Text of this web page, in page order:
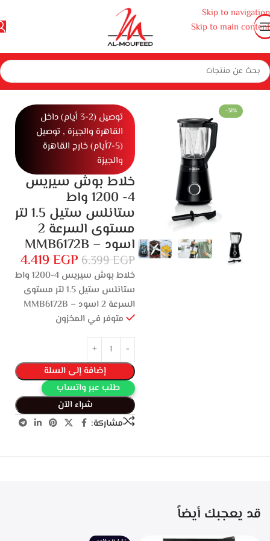
Skip to navigation
Skip to main content
المنزل أجهزة منزلية صغيرة أجهزة مطبخ خلاطات ومحضر طعام خلاط
-31%
توصيل (2-3 أيام) داخل
القاهرة والجيزة , توصيل
(5-7أيام) خارج القاهرة
والجيزة
خلاط بوش سيريس
4- 1200 واط
ستانلس ستيل 1.5 لتر
مستوى السرعة 2
اسود – MMB6172B
6.399EGP
4.419 EGP
خلاط بوش سيريس 4-1200 واط
ستانلس ستيل 1.5 لتر مستوى
السرعة 2 اسود – MMB6172B
متوفر في المخزون
إضافة إلى السلة
طلب عبر واتساب
شراء الآن
مشاركة:
قد يعجبك أيضاً